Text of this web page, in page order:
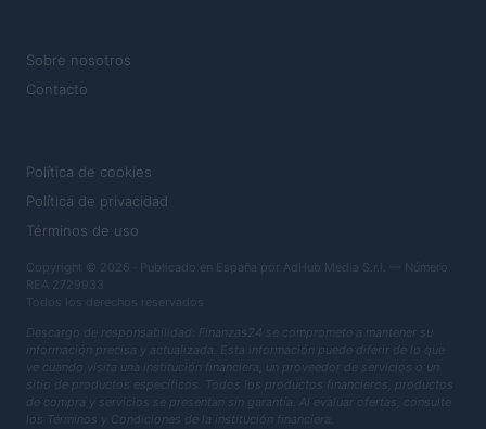
Sobre nosotros
Contacto
Política de cookies
Política de privacidad
Términos de uso
Copyright © 2026 · Publicado en España por AdHub Media S.r.l. — Número
REA 2729933
Todos los derechos reservados
Descargo de responsabilidad: Finanzas24 se compromete a mantener su
información precisa y actualizada. Esta información puede diferir de lo que
ve cuando visita una institución financiera, un proveedor de servicios o un
sitio de productos específicos. Todos los productos financieros, productos
de compra y servicios se presentan sin garantía. Al evaluar ofertas, consulte
los Términos y Condiciones de la institución financiera.